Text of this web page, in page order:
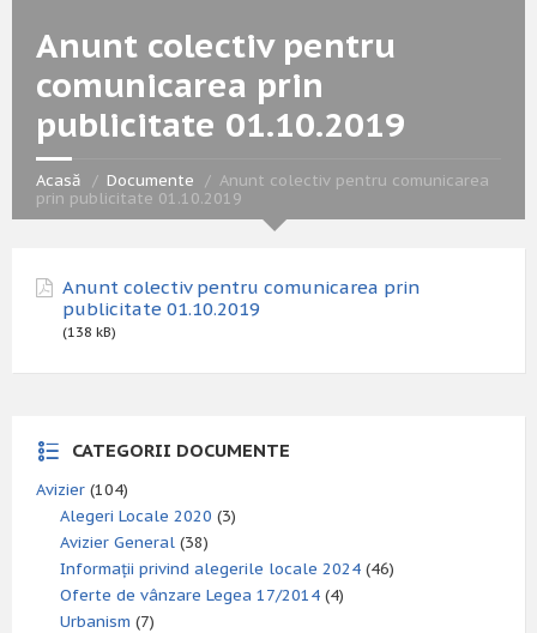
Anunt colectiv pentru
comunicarea prin
publicitate 01.10.2019
Acasă Documente
Anunt colectiv pentru comunicarea
prin publicitate 01.10.2019
Anunt colectiv pentru comunicarea prin
publicitate 01.10.2019
(138 kB)
CATEGORII DOCUMENTE
Avizier (104)
Alegeri Locale 2020 (3)
Avizier General (38)
Informații privind alegerile locale 2024 (46)
Oferte de vânzare Legea 17/2014 (4)
Urbanism (7)